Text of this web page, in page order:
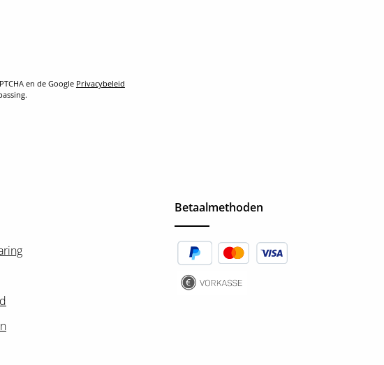
en de Google Privacybeleid
Betaalmethoden